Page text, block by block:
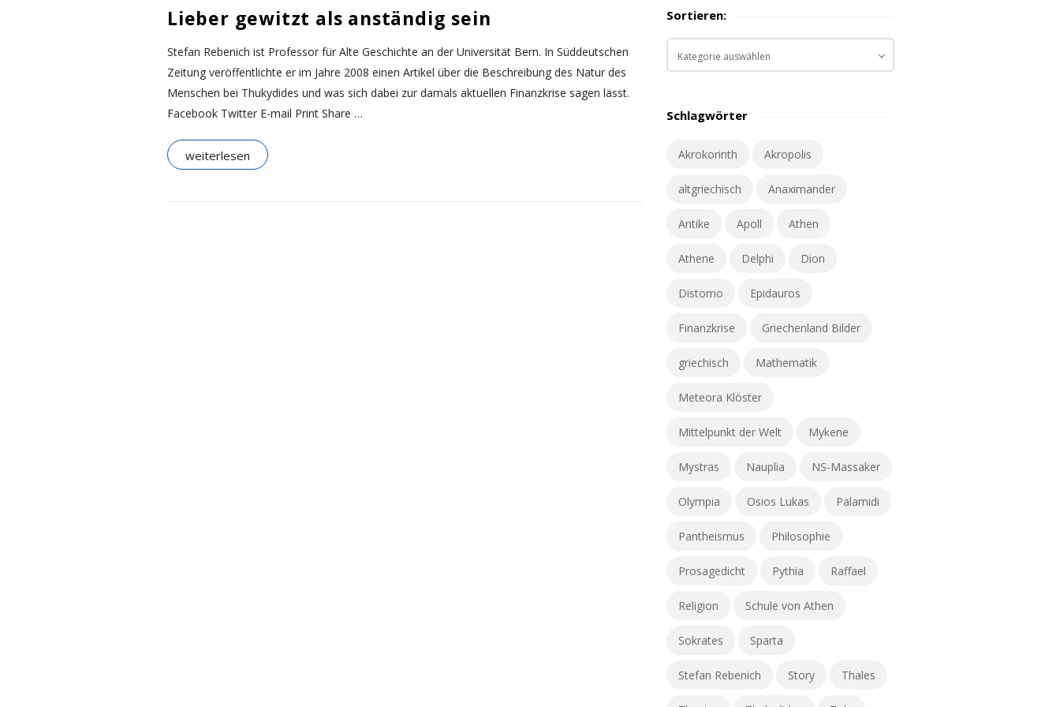
.
o
r
g
Lieber gewitzt als anständig sein
Stefan Rebenich ist Professor für Alte Geschichte an der Universität Bern. In Süddeutschen
Zeitung veröffentlichte er im Jahre 2008 einen Artikel über die Beschreibung des Natur des
Menschen bei Thukydides und was sich dabei zur damals aktuellen Finanzkrise sagen lässt.
Facebook Twitter E-mail Print Share …
weiterlesen
S
i
a
r
Sortieren:
i
Schlagwörter
Akrokorinth Akropolis
altgriechisch Anaximander
Antike Apoll Athen
Athene Delphi Dion
Distomo Epidauros
Finanzkrise Griechenland Bilder
griechisch Mathematik
Meteora Klöster
Mittelpunkt der Welt Mykene
Mystras Nauplia NS-Massaker
Olympia Osios Lukas Palamidi
Pantheismus Philosophie
Prosagedicht Pythia Raffael
Religion Schule von Athen
Sokrates Sparta
Stefan Rebenich Story Thales